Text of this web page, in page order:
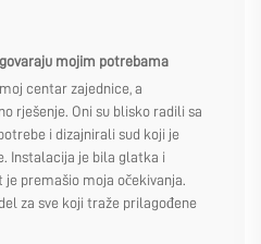
mojim potrebama
centar zajednice, a
rješenje. Oni su blisko radili sa
i dizajnirali sud koji je
Instalacija je bila glatka i
premašio moja očekivanja.
za sve koji traže prilagođene